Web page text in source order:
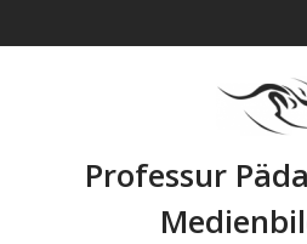
Professur